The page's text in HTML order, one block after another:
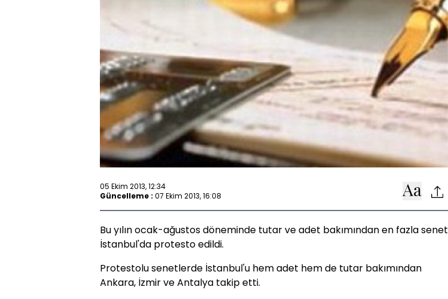
05 Ekim 2013, 12:34
Güncelleme : 07 Ekim 2013, 16:08
Bu yılın ocak-ağustos döneminde tutar ve adet bakımından en fazla senet
İstanbul'da protesto edildi.
Protestolu senetlerde İstanbul'u hem adet hem de tutar bakımından
Ankara, İzmir ve Antalya takip etti.